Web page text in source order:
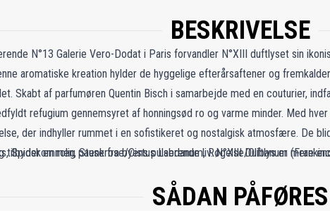
BESKRIVELSE
N°13 Galerie Vero-Dodat i Paris forvandler N°XIII duftlyset sin
aromatiske kreation hylder de hyggelige efterårsaftener og
Skabt af parfumøren Quentin Bisch i samarbejde med en couturier,
refugium gennemsyret af honningsød ro og varme minder. Med
der indhyller rummet i en sofistikeret og nostalgisk atmosfære. De
tilbyder en rolig pause fra byens pulserende liv. N°XIII Duftlys er mere
som forvandler ethvert rum til et stilfuldt og fredeligt fristed.
Spidskommen, Stenkrose/Cistus Labdanum, Røgelse/Olibanum
SÅDAN PÅFØRES